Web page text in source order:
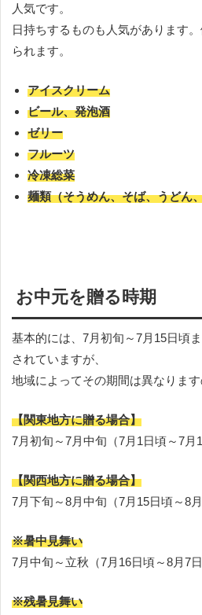
人気です。
日持ちするものも人気があります
られます。
アイスクリーム
ビール、発泡酒
ゼリー
フルーツ
冷凍総菜
麺類（そうめん、そば、うどん
お中元を贈る時期
基本的には、7月初旬～7月15日頃
されていますが、
地域によってその期間は異なります
【関東地方に贈る場合】
7月初旬～7月中旬（7月1日頃～7月
【関西地方に贈る場合】
7月下旬～8月中旬（7月15日頃～8月
※暑中見舞い
7月中旬～立秋（7月16日頃～8月7日
※残暑見舞い